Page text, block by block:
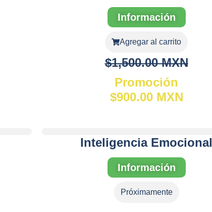
Información
Agregar al carrito
$1,500.00 MXN
Promoción
$900.00 MXN
Inteligencia Emocional
Información
Próximamente